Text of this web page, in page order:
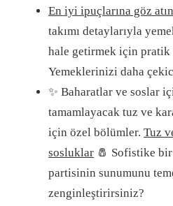
En iyi ipuçlarına göz atın
takımı detaylarıyla
hale getirmek için pratik
Yemeklerinizi daha
✨ Baharatlar ve soslar
tamamlayacak tuz ve
için özel bölümler. Tuz
sosluklar 🧂 Sofistike
partisinin sunumunu
zenginleştirirsiniz?